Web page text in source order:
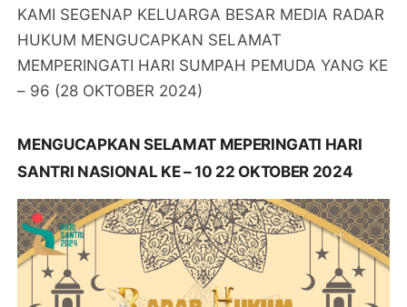
KAMI SEGENAP KELUARGA BESAR MEDIA RADAR
HUKUM MENGUCAPKAN SELAMAT
MEMPERINGATI HARI SUMPAH PEMUDA YANG KE
– 96 (28 OKTOBER 2024)
MENGUCAPKAN SELAMAT MEPERINGATI HARI
SANTRI NASIONAL KE – 10 22 OKTOBER 2024